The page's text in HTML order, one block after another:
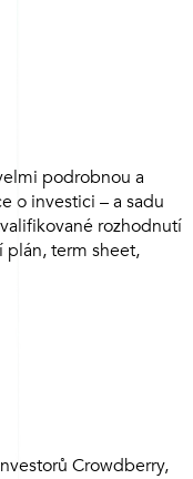
podrobnou a
o investici – a sadu
rozhodnutí
plán, term sheet,
Crowdberry,